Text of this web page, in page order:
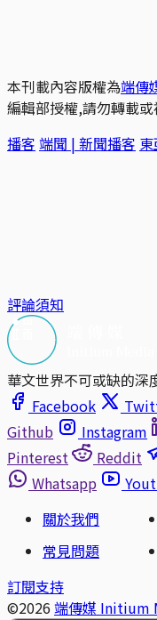
本刊載內容版權為端傳
編輯部授權,請勿轉載
播客 端聞 | 新聞播客
評論須知
華文世界不可或缺的深
Facebook
Github
Instagram
Pinterest
Reddit
Whatsapp
關於我們
常見問題
訂閱支持
©2026 端傳媒 Initium